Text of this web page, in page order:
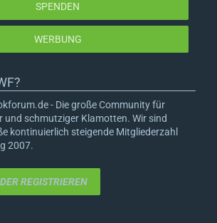
SPENDEN
WERBUNG
- Die große Community für
und schmutziger Klamotten. Wir sind
kontinuierlich steigende Mitgliederzahl
2007.
REGISTRIEREN